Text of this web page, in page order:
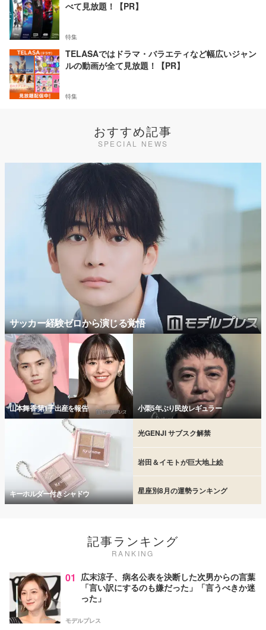
べて見放題！【PR】
特集
TELASAではドラマ・バラエティなど幅広いジャン
ルの動画が全て見放題！【PR】
特集
おすすめ記事
SPECIAL NEWS
サッカー経験ゼロから演じる覚悟
山本舞香 第1子出産を報告 小栗5年ぶり民放レギュラー
キーホルダー付きシャドウ
光GENJI サブスク解禁
岩田＆イモトが巨大地上絵
星座別8月の運勢ランキング
記事ランキング
RANKING
01 広末涼子、病名公表を決断した次男からの言葉
「言い訳にするのも嫌だった」「言うべきか迷
った」
モデルプレス